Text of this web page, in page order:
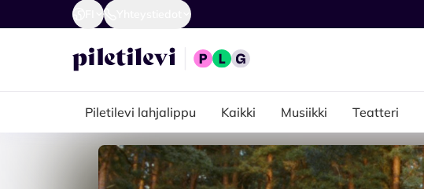
Piletilevi lahjalippu Kaikki Musiikki Teatteri